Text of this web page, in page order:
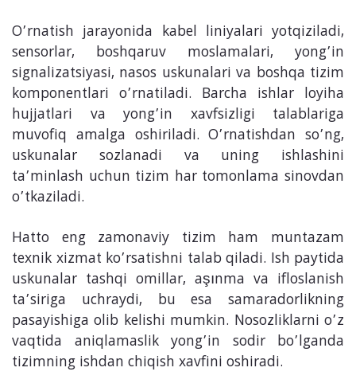
O’rnatish jarayonida kabel liniyalari yotqiziladi,
sensorlar, boshqaruv moslamalari, yong’in
signalizatsiyasi, nasos uskunalari va boshqa tizim
komponentlari o’rnatiladi. Barcha ishlar loyiha
hujjatlari va yong’in xavfsizligi talablariga
muvofiq amalga oshiriladi. O’rnatishdan so’ng,
uskunalar sozlanadi va uning ishlashini
ta’minlash uchun tizim har tomonlama sinovdan
o’tkaziladi.
Hatto eng zamonaviy tizim ham muntazam
texnik xizmat ko’rsatishni talab qiladi. Ish paytida
uskunalar tashqi omillar, aşınma va ifloslanish
ta’siriga uchraydi, bu esa samaradorlikning
pasayishiga olib kelishi mumkin. Nosozliklarni o’z
vaqtida aniqlamaslik yong’in sodir bo’lganda
tizimning ishdan chiqish xavfini oshiradi.